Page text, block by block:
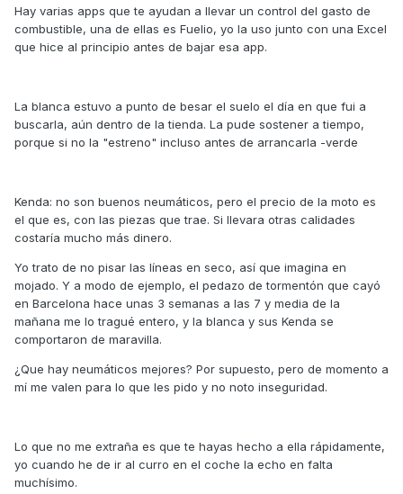
Hay varias apps que te ayudan a llevar un control del gasto de
combustible, una de ellas es Fuelio, yo la uso junto con una Excel
que hice al principio antes de bajar esa app.
La blanca estuvo a punto de besar el suelo el día en que fui a
buscarla, aún dentro de la tienda. La pude sostener a tiempo,
porque si no la "estreno" incluso antes de arrancarla -verde
Kenda: no son buenos neumáticos, pero el precio de la moto es
el que es, con las piezas que trae. Si llevara otras calidades
costaría mucho más dinero.
Yo trato de no pisar las líneas en seco, así que imagina en
mojado. Y a modo de ejemplo, el pedazo de tormentón que cayó
en Barcelona hace unas 3 semanas a las 7 y media de la
mañana me lo tragué entero, y la blanca y sus Kenda se
comportaron de maravilla.
¿Que hay neumáticos mejores? Por supuesto, pero de momento a
mí me valen para lo que les pido y no noto inseguridad.
Lo que no me extraña es que te hayas hecho a ella rápidamente,
yo cuando he de ir al curro en el coche la echo en falta
muchísimo.